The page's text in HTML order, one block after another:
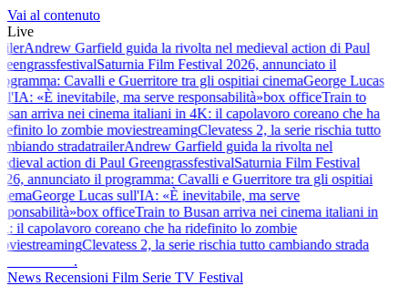
Vai al contenuto
Live
Andrew Garfield guida la rivolta nel medieval action di Paul
festivalSaturnia Film Festival 2026, annunciato il
Cavalli e Guerritore tra gli ospitiai cinemaGeorge Lucas
«È inevitabile, ma serve responsabilità»box officeTrain to
arriva nei cinema italiani in 4K: il capolavoro coreano che ha
lo zombie moviestreamingClevatess 2, la serie rischia tutto
stradatrailerAndrew Garfield guida la rivolta nel
action di Paul GreengrassfestivalSaturnia Film Festival
annunciato il programma: Cavalli e Guerritore tra gli ospitiai
George Lucas sull'IA: «È inevitabile, ma serve
box officeTrain to Busan arriva nei cinema italiani in
il capolavoro coreano che ha ridefinito lo zombie
streamingClevatess 2, la serie rischia tutto cambiando strada
.
News Recensioni Film Serie TV Festival